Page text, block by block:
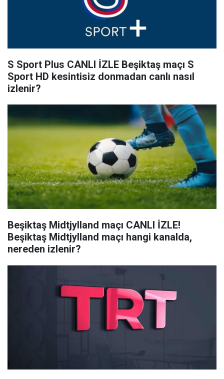
S Sport Plus CANLI İZLE Beşiktaş maçı S
Sport HD kesintisiz donmadan canlı nasıl
izlenir?
Beşiktaş Midtjylland maçı CANLI İZLE!
Beşiktaş Midtjylland maçı hangi kanalda,
nereden izlenir?